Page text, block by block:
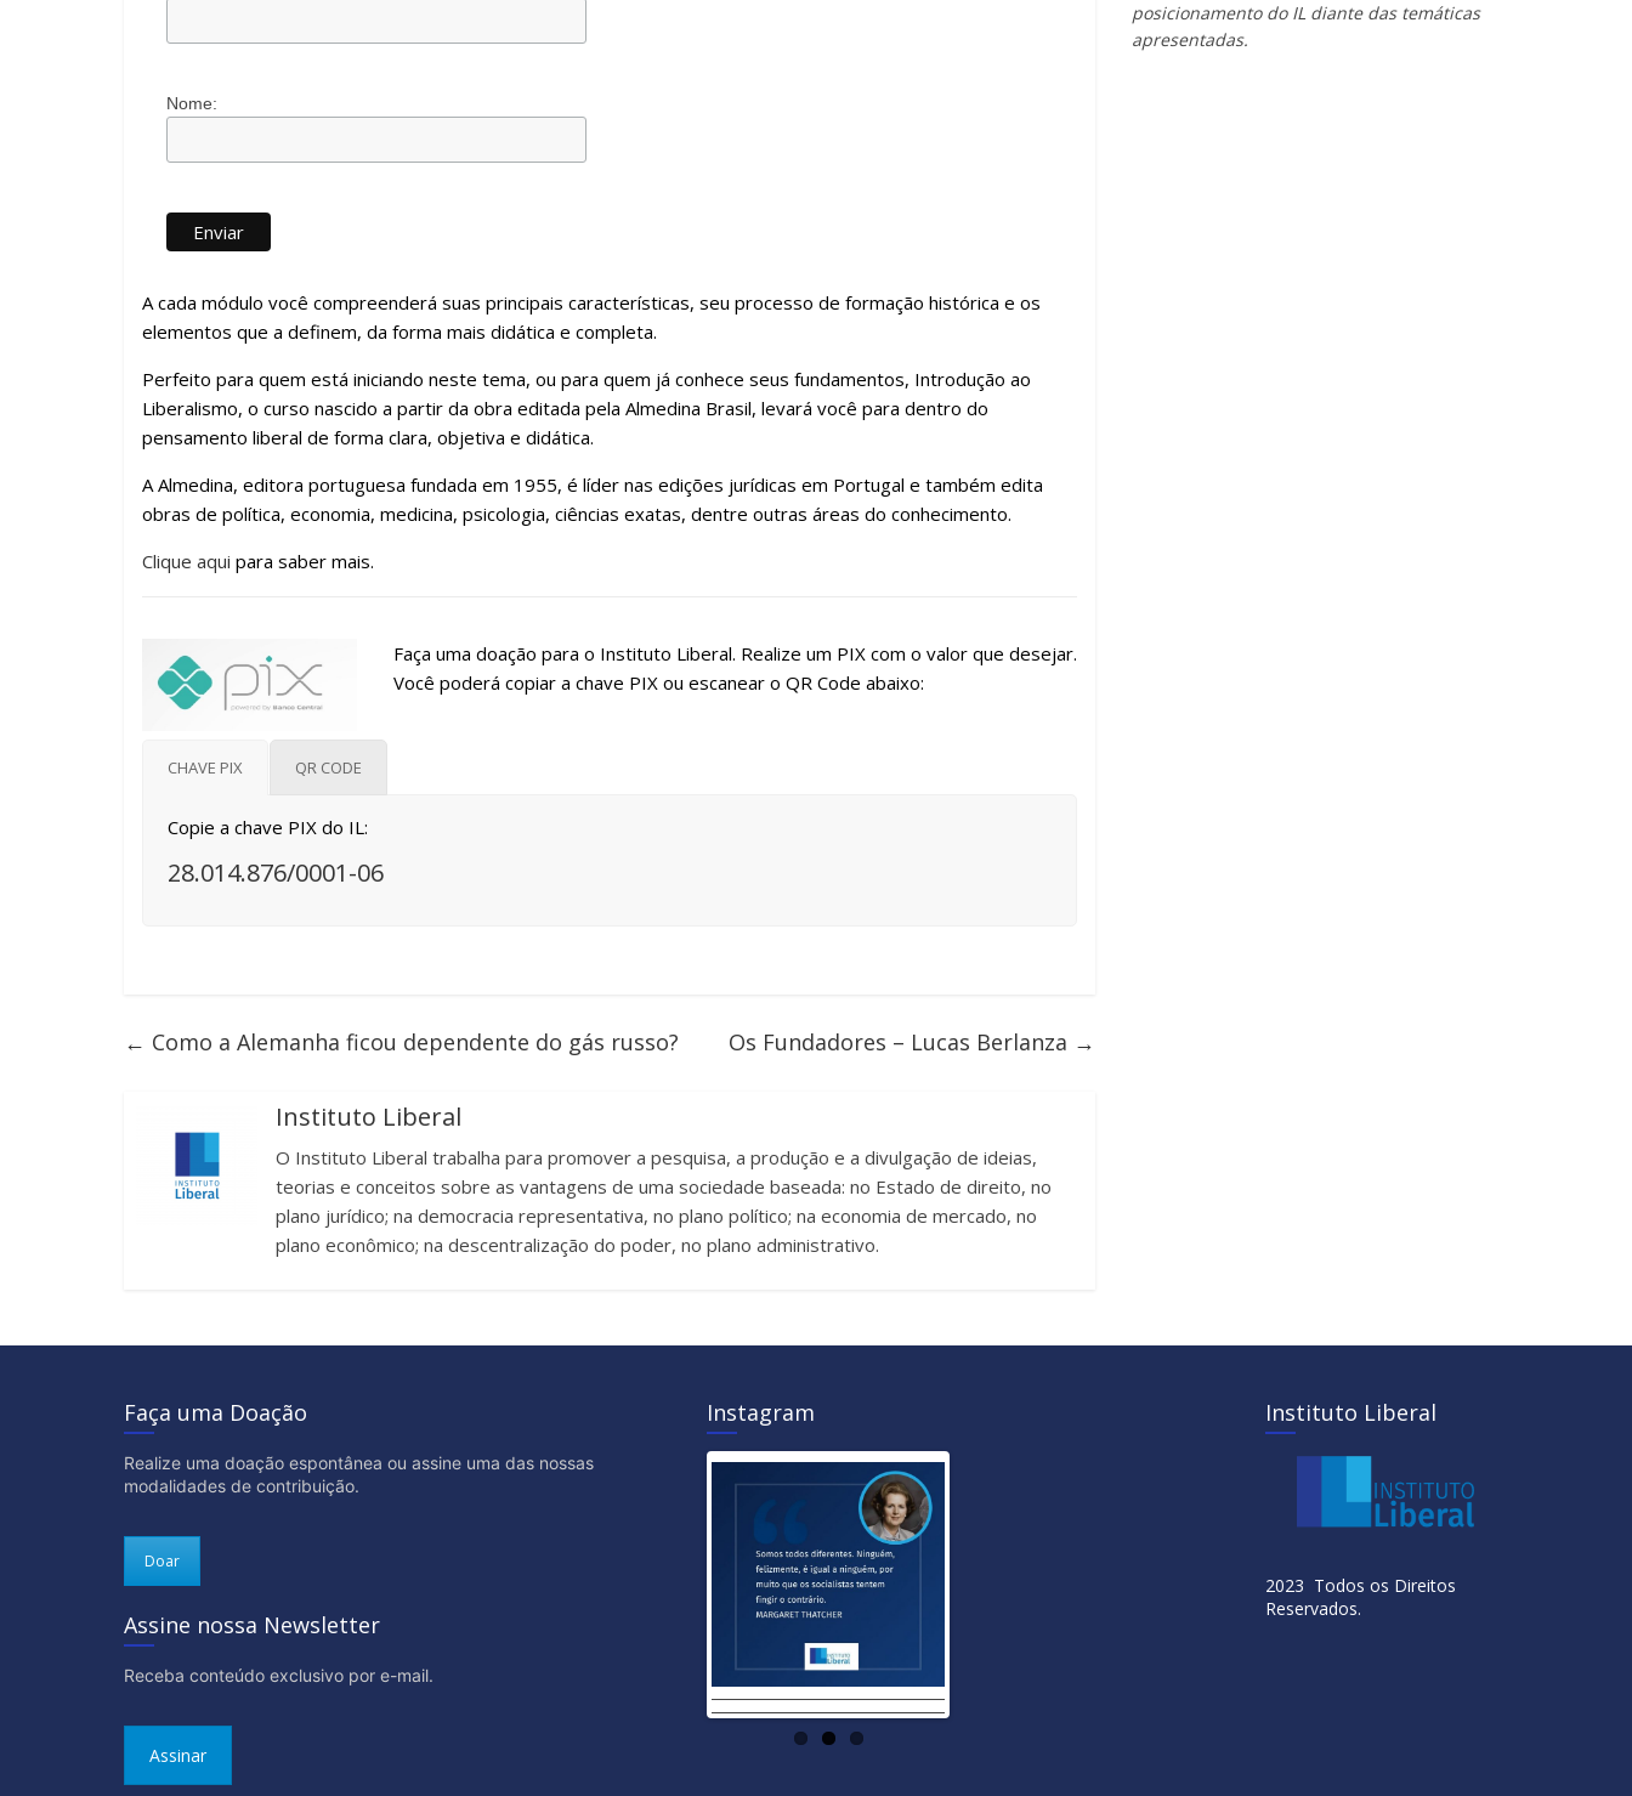
Nome:
A cada módulo você compreenderá suas principais características, seu processo de formação histórica e os
elementos que a definem, da forma mais didática e completa.
Perfeito para quem está iniciando neste tema, ou para quem já conhece seus fundamentos, Introdução ao
Liberalismo, o curso nascido a partir da obra editada pela Almedina Brasil, levará você para dentro do
pensamento liberal de forma clara, objetiva e didática.
A Almedina, editora portuguesa fundada em 1955, é líder nas edições jurídicas em Portugal e também edita
obras de política, economia, medicina, psicologia, ciências exatas, dentre outras áreas do conhecimento.
Clique aqui para saber mais.
Faça uma doação para o Instituto Liberal. Realize um PIX com o valor que desejar.
Você poderá copiar a chave PIX ou escanear o QR Code abaixo:
CHAVE PIX QR CODE
Copie a chave PIX do IL:
28.014.876/0001-06
← Como a Alemanha ficou dependente do gás russo? Os Fundadores – Lucas Berlanza →
Instituto Liberal
O Instituto Liberal trabalha para promover a pesquisa, a produção e a divulgação de ideias,
teorias e conceitos sobre as vantagens de uma sociedade baseada: no Estado de direito, no
plano jurídico; na democracia representativa, no plano político; na economia de mercado, no
plano econômico; na descentralização do poder, no plano administrativo.
posicionamento do IL diante das temáticas
apresentadas.
Faça uma Doação
Realize uma doação espontânea ou assine uma das nossas
modalidades de contribuição.
Doar
Assine nossa Newsletter
Receba conteúdo exclusivo por e-mail.
Assinar
Instagram Instituto Liberal
2023 Todos os Direitos
Reservados.